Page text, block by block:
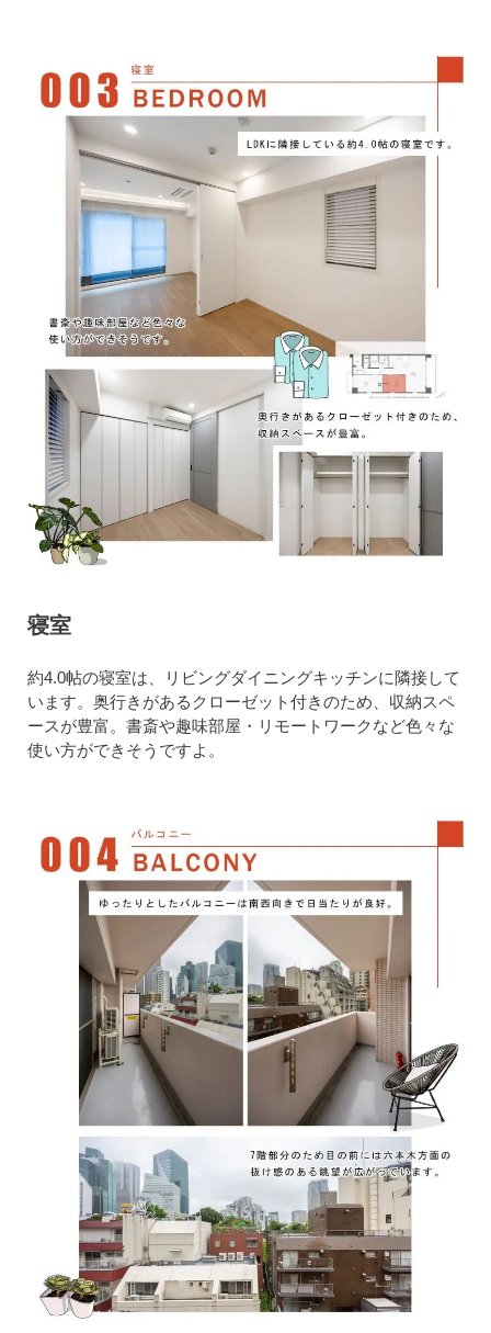
寝室
約4.0帖の寝室は、リビングダイニングキッチンに隣接して
います。奥行きがあるクローゼット付きのため、収納スペ
ースが豊富。書斎や趣味部屋・リモートワークなど色々な
使い方ができそうですよ。